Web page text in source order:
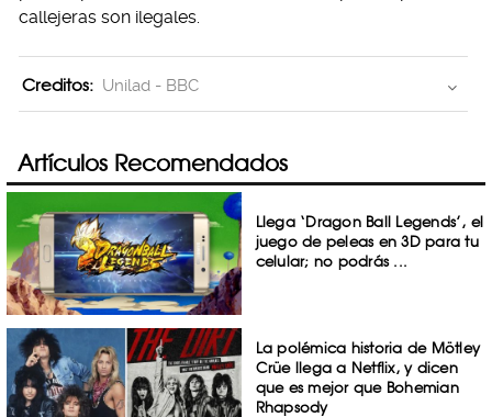
callejeras son ilegales.
Creditos: Unilad - BBC
Artículos Recomendados
Llega ‘Dragon Ball Legends’, el
juego de peleas en 3D para tu
celular; no podrás ...
La polémica historia de Mötley
Crüe llega a Netflix, y dicen
que es mejor que Bohemian
Rhapsody